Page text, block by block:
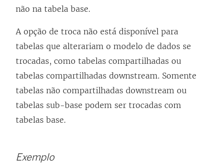
não na tabela base.
A opção de troca não está disponível para
tabelas que alterariam o modelo de dados se
trocadas, como tabelas compartilhadas ou
tabelas compartilhadas downstream. Somente
tabelas não compartilhadas downstream ou
tabelas sub-base podem ser trocadas com
tabelas base.
Exemplo